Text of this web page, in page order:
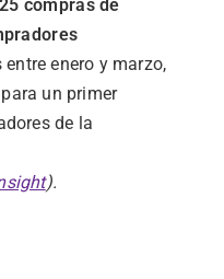
comprasde
entreenero y marzo,
para un primer
de la
).